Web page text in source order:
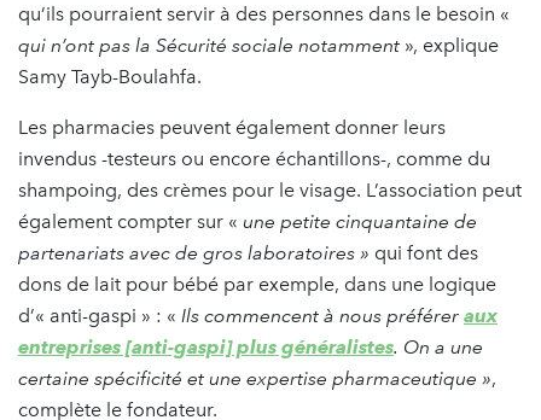
qu’ils pourraient servir à des personnes dans le besoin «
qui n’ont pas la Sécurité sociale notamment », explique
Samy Tayb-Boulahfa.
Les pharmacies peuvent également donner leurs
invendus -testeurs ou encore échantillons-, comme du
shampoing, des crèmes pour le visage. L’association peut
également compter sur « une petite cinquantaine de
partenariats avec de gros laboratoires » qui font des
dons de lait pour bébé par exemple, dans une logique
d’« anti-gaspi » : « Ils commencent à nous préférer aux
entreprises [anti-gaspi] plus généralistes. On a une
certaine spécificité et une expertise pharmaceutique »,
complète le fondateur.